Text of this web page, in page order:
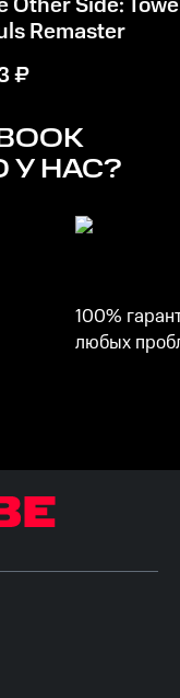
Remaster
₽
НАС?
100%
любых